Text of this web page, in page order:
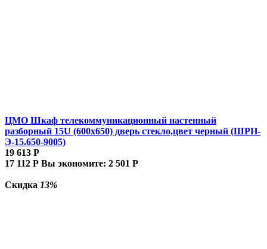
ЦМО Шкаф телекоммуникационный настенный
разборный 15U (600х650) дверь стекло,цвет черный (ШРН-
Э-15.650-9005)
19 613 Р
17 112 Р Вы экономите: 2 501 Р
Скидка 13%